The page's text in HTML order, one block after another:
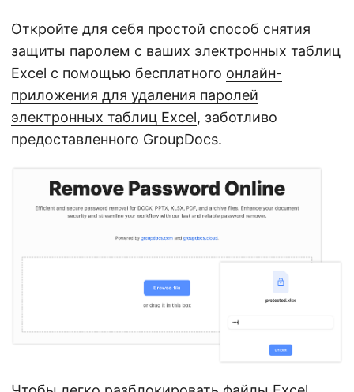
Откройте для себя простой способ снятия
защиты паролем с ваших электронных таблиц
Excel с помощью бесплатного онлайн-
приложения для удаления паролей
электронных таблиц Excel, заботливо
предоставленного GroupDocs.